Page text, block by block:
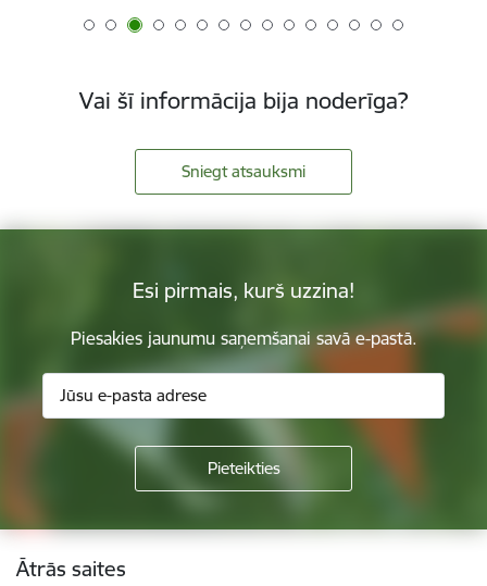
Vai šī informācija bija noderīga?
Sniegt atsauksmi
Esi pirmais, kurš uzzina!
Piesakies jaunumu saņemšanai savā e-pastā.
Kājene
Ātrās saites